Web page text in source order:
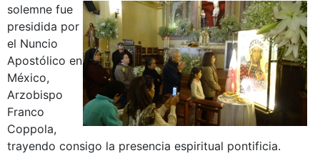
solemne fue
presidida por
el Nuncio
Apostólico en
México,
Arzobispo
Franco
Coppola,
trayendo consigo la presencia espiritual pontificia.